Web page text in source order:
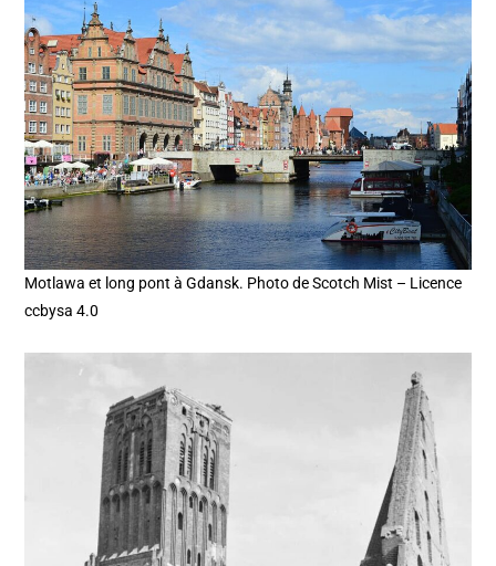
Motlawa et long pont à Gdansk. Photo de Scotch Mist – Licence
ccbysa 4.0